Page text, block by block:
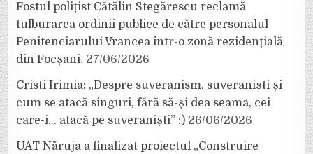
Fostul polițist Cătălin Stegărescu reclamă
tulburarea ordinii publice de către personalul
Penitenciarului Vrancea într-o zonă rezidențială
din Focșani. 27/06/2026
Cristi Irimia: „Despre suveranism, suveraniști și
cum se atacă singuri, fără să-și dea seama, cei
care-i… atacă pe suveraniști” :) 26/06/2026
UAT Năruja a finalizat proiectul „Construire